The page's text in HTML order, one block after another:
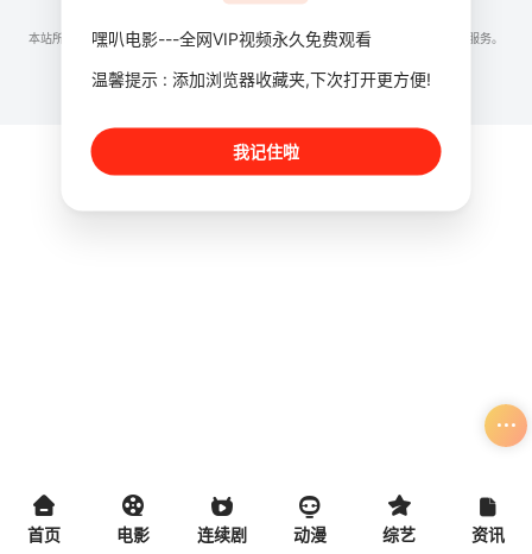
本站所有内容均来自互联网分享站点所提供的公开引用资源，未提供资源上传、存储服务。
首页 电影 连续剧 动漫 综艺 资讯
嘿叭电影---全网VIP视频永久免费观看
温馨提示 : 添加浏览器收藏夹,下次打开更方便!
我记住啦